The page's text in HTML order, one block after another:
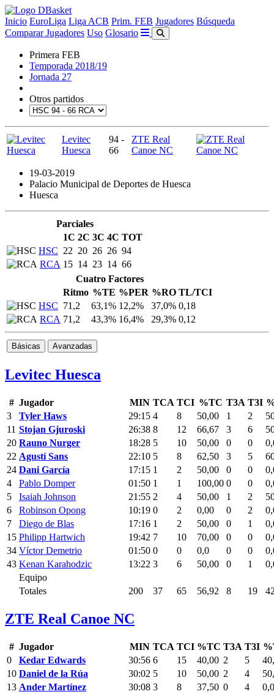
Inicio EuroLiga Liga ACB Prim. FEB Jugadores Búsqueda
Comparar Jugadores Uso Glosario
Primera FEB
Temporada 2018/19
Jornada 27
Otros partidos
Levitec
Huesca
94 -
66
ZTE Real
Canoe NC
19-03-2019
Palacio Municipal de Deportes de Huesca
Huesca
Parciales
1C 2C 3C 4C TOT
HSC 22 20 26 26 94
RCA 15 14 23 14 66
Cuatro Factores
Ritmo %TE %PER %RO TL/TCI
HSC 71,2 63,1% 12,2% 37,0% 0,18
RCA 71,2 43,3% 16,4% 29,3% 0,12
Básicas Avanzadas
Levitec Huesca
# Jugador MIN TCA TCI %TC T3A T3I
3
Tyler Haws 29:15 4 8 50,00 1 2
11 Stojan Gjuroski 26:38 8 12 66,67 3 6
20 Rauno Nurger 18:28 5 10 50,00 0 0
22 Agustí Sans 22:10 5 8 62,50 3 5
24 Dani García 17:15 1 2 50,00 0 0
4
Pablo Domper 01:50 1 1 100,00 0 0
5
Isaiah Johnson 21:55 2 4 50,00 1 2
6
Robinson Opong 10:19 0 2 0,00 0 2
7
Diego de Blas 17:16 1 2 50,00 0 1
15 Philipp Hartwich 19:42 7 10 70,00 0 0
34 Víctor Demetrio 01:50 0 0 0,0 0 0
43 Kenan Karahodzic 13:22 3 6 50,00 0 1
Equipo
Totales
200 37 65 56,92 8 19
ZTE Real Canoe NC
# Jugador MIN TCA TCI %TC T3A T3I
0
Kedar Edwards 30:56 6 15 40,00 2 5
10 Daniel de la Rúa 30:02 5 10 50,00 2 4
13 Ander Martínez 30:08 3 8 37,50 0 4